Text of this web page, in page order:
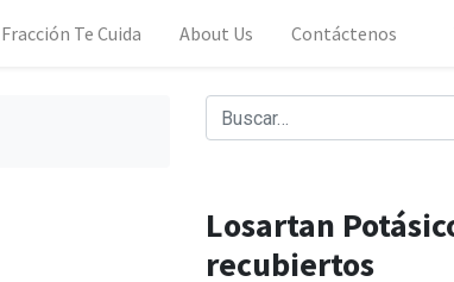
Fracción Te Cuida About Us Contáctenos
Losartan
recubiertos